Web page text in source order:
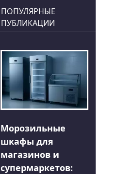
ПОПУЛЯРНЫЕ
ПУБЛИКАЦИИ
Морозильные
шкафы для
магазинов и
супермаркетов: